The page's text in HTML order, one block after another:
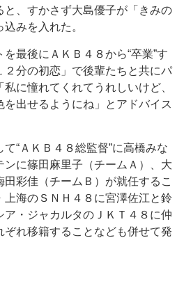
と、すかさず大島優子が「きみの
みを入れた。
最後にＡＫＢ４８から“卒業”す
２分の初恋」で後輩たちと共にパ
に憧れてくれてうれしいけど、
出せるようにね」とアドバイス
“ＡＫＢ４８総監督”に高橋みな
に篠田麻里子（チームＡ）、大
彩佳（チームＢ）が就任するこ
上海のＳＮＨ４８に宮澤佐江と鈴
ア・ジャカルタのＪＫＴ４８に仲
ぞれ移籍することなども併せて発